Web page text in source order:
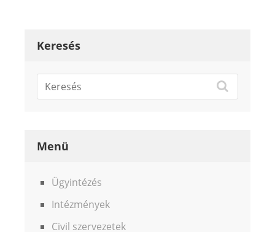
Keresés
Menü
Ügyintézés
Intézmények
Civil szervezetek